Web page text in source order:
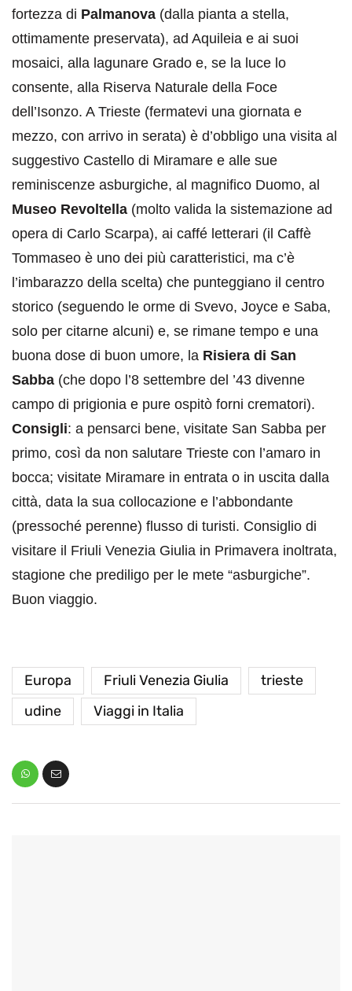
fortezza di Palmanova (dalla pianta a stella,
ottimamente preservata), ad Aquileia e ai suoi
mosaici, alla lagunare Grado e, se la luce lo
consente, alla Riserva Naturale della Foce
dell’Isonzo. A Trieste (fermatevi una giornata e
mezzo, con arrivo in serata) è d’obbligo una visita al
suggestivo Castello di Miramare e alle sue
reminiscenze asburgiche, al magnifico Duomo, al
Museo Revoltella (molto valida la sistemazione ad
opera di Carlo Scarpa), ai caffé letterari (il Caffè
Tommaseo è uno dei più caratteristici, ma c’è
l’imbarazzo della scelta) che punteggiano il centro
storico (seguendo le orme di Svevo, Joyce e Saba,
solo per citarne alcuni) e, se rimane tempo e una
buona dose di buon umore, la Risiera di San
Sabba (che dopo l’8 settembre del ’43 divenne
campo di prigionia e pure ospitò forni crematori).
Consigli: a pensarci bene, visitate San Sabba per
primo, così da non salutare Trieste con l’amaro in
bocca; visitate Miramare in entrata o in uscita dalla
città, data la sua collocazione e l’abbondante
(pressoché perenne) flusso di turisti. Consiglio di
visitare il Friuli Venezia Giulia in Primavera inoltrata,
stagione che prediligo per le mete “asburgiche”.
Buon viaggio.
Europa Friuli Venezia Giulia
trieste
udine
Viaggi in Italia